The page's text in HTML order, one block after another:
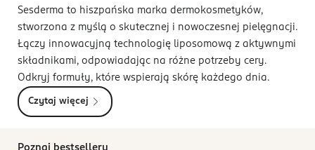
Sesderma to hiszpańska marka dermokosmetyków,
stworzona z myślą o skutecznej i nowoczesnej pielęgnacji.
Łączy innowacyjną technologię liposomową z aktywnymi
składnikami, odpowiadając na różne potrzeby cery.
Odkryj formuły, które wspierają skórę każdego dnia.
Czytaj więcej
Poznaj bestsellery